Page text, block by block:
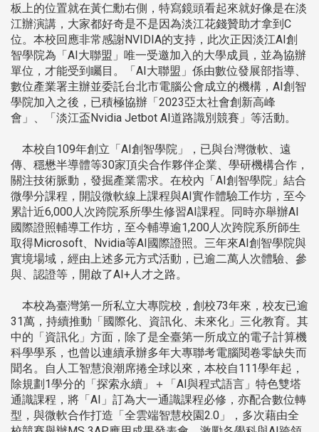
板上的位置就在黃仁勳右側，特寫鏡頭看起來就好像是在淡
江辦演講，大家都好奇是不是因為淡江花錢贊助才拿到C
位。本校回應非常感謝NVIDIA的支持，此次正因淡江AI創
智學院為「AI大聯盟」唯一受邀加入的大學成員，並為協辦
單位，才能受到矚目。「AI大聯盟」係由數位發展部指導、
數位產業署主辦並委託台北市電腦公會成立的機構，AI創智
學院加入之後，已積極協辦「2023亞太社會創新高峰
會」、「淡江盃Nvidia Jetbot AI道路識別競賽」等活動。
本校自109年創立「AI創智學院」，已與台灣微軟、遠
傳、穩懋半導體等30家頂尖合作夥伴企業、學研機構合作，
關注技術脈動，發掘產業需求。在校內「AI創智學院」結合
微學分課程，開設微軟線上課程與AI實作體驗工作坊，至今
累計近6,000人次跨院系所學生修習AI課程。同時亦舉辦AI
國際證照輔導工作坊，至今輔導逾1,200人次跨院系所師生
取得Microsoft、Nvidia等AI國際證照。三年來AI創智學院與
實境場域，經由上述多元方式活動，已逾二萬人次體驗、參
與、認證等，開啟了AI+人才之路。
本校為臺灣第一所私立大專院校，創校73年來，校友已逾
31萬，持續推動「國際化、資訊化、未來化」三化教育。其
中的「資訊化」方面，除了是全臺第一所成立的電子計算機
科學學系，也曾以連續承辦多年大專聯考電腦閱卷零缺失而
聞名。自人工智慧浪潮席捲全球以來，本校自111學年起，
除規劃1學分的「探索永續」＋「AI與程式語言」特色雙塔
通識課程，將「AI」訂為大一通識課程必修，亦配合數位轉
型，與微軟合作打造「全雲端智慧校園2.0」，多次藉由全